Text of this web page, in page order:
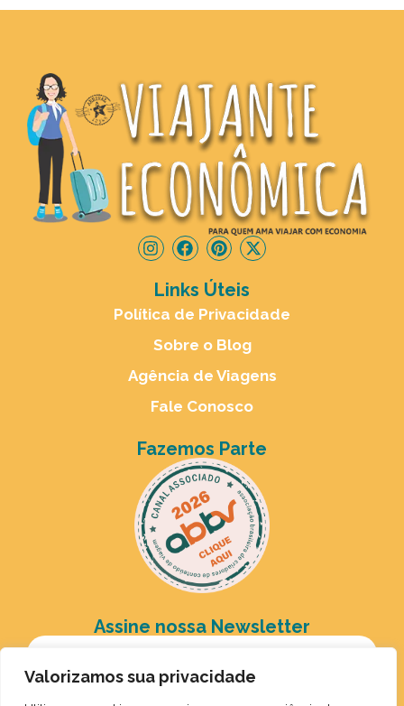
Valorizamos sua privacidade
Links Úteis
Política de Privacidade
Sobre o Blog
Agência de Viagens
Fale Conosco
Fazemos Parte
Assine nossa Newsletter